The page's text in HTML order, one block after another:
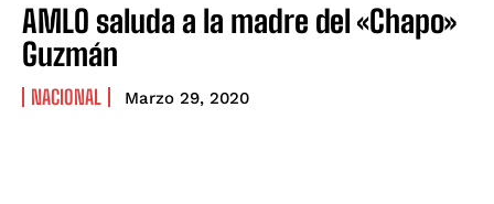
AMLO saluda a la madre del «Chapo»
Guzmán
NACIONAL Marzo 29, 2020